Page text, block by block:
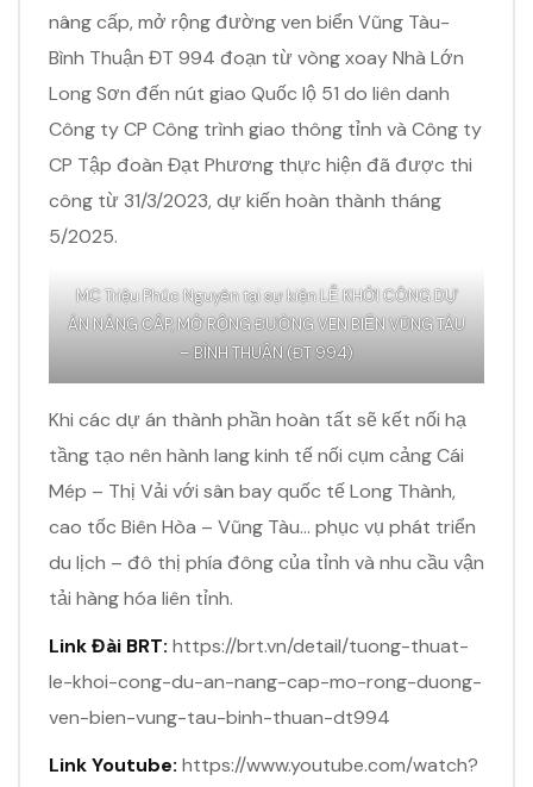
nâng cấp, mở rộng đường ven biển Vũng Tàu-
Bình Thuận ĐT 994 đoạn từ vòng xoay Nhà Lớn
Long Sơn đến nút giao Quốc lộ 51 do liên danh
Công ty CP Công trình giao thông tỉnh và Công ty
CP Tập đoàn Đạt Phương thực hiện đã được thi
công từ 31/3/2023, dự kiến hoàn thành tháng
5/2025.
MC Triệu Phúc Nguyên tại sự kiện LỄ KHỞI CÔNG DỰ
ÁN NÂNG CẤP, MỞ RỘNG ĐƯỜNG VEN BIỂN VŨNG TÀU
– BÌNH THUẬN (ĐT 994)
Khi các dự án thành phần hoàn tất sẽ kết nối hạ
tầng tạo nên hành lang kinh tế nối cụm cảng Cái
Mép – Thị Vải với sân bay quốc tế Long Thành,
cao tốc Biên Hòa – Vũng Tàu… phục vụ phát triển
du lịch – đô thị phía đông của tỉnh và nhu cầu vận
tải hàng hóa liên tỉnh.
Link Đài BRT: https://brt.vn/detail/tuong-thuat-
le-khoi-cong-du-an-nang-cap-mo-rong-duong-
ven-bien-vung-tau-binh-thuan-dt994
Link Youtube: https://www.youtube.com/watch?